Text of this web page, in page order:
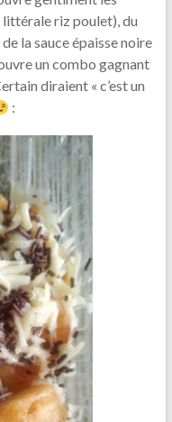
riz poulet), du
la sauce épaisse noire
un combo gagnant
diraient « c’est un
: